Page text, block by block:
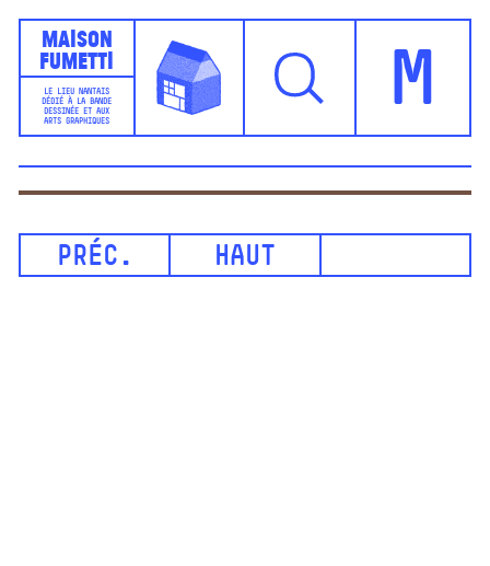
Maison
Fumetti
LE LIEU NANTAIS
DÉDIÉ À LA BANDE
DESSINÉE ET AUX
ARTS GRAPHIQUES
M
PRÉC. HAUT